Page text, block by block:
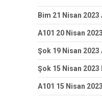
Bim 21 Nisan
A101 20 Nisan
Şok 19 Nisan
Şok 15 Nisan 2023
A101 15 Nisan